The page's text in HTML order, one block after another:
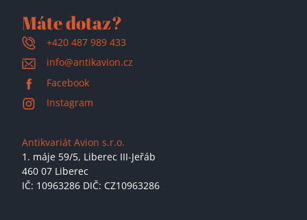
Máte dotaz?
+420 487 989 433
info@antikavion.cz
Facebook
Instagram
Antikvariát Avion s.r.o.
1. máje 59/5, Liberec III-Jeřáb
460 07 Liberec
IČ: 10963286 DIČ: CZ10963286